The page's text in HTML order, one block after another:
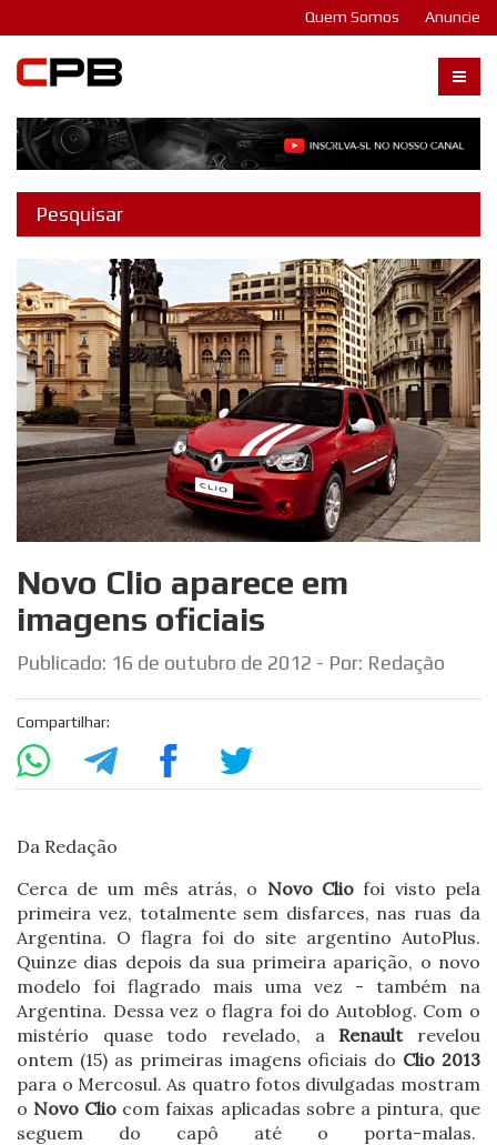
Quem Somos Anuncie
Novo Clio aparece em
imagens oficiais
Publicado: 16 de outubro de 2012 - Por: Redação
Compartilhar:
Da Redação
Cerca de um mês atrás, o Novo Clio foi visto pela
primeira vez, totalmente sem disfarces, nas ruas da
Argentina. O flagra foi do site argentino AutoPlus.
Quinze dias depois da sua primeira aparição, o novo
modelo foi flagrado mais uma vez - também na
Argentina. Dessa vez o flagra foi do Autoblog. Com o
mistério quase todo revelado, a Renaultrevelou
ontem (15) as primeiras imagens oficiais do Clio 2013
para o Mercosul. As quatro fotos divulgadas mostram
o Novo Clio com faixas aplicadas sobre a pintura, que
seguem do capô até o porta-malas.